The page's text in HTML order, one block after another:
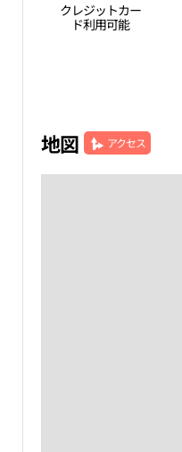
クレジットカー
ド利用可能
地図 アクセス